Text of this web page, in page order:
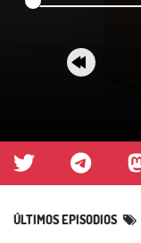
ÚLTIMOS EPISODIOS